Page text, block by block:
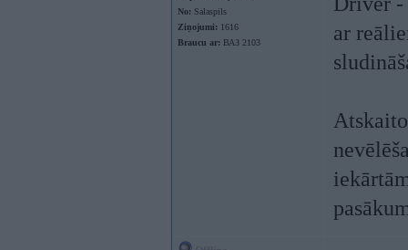
No: Salaspils
Ziņojumi: 1616
Braucu ar: ВАЗ 2103
ar